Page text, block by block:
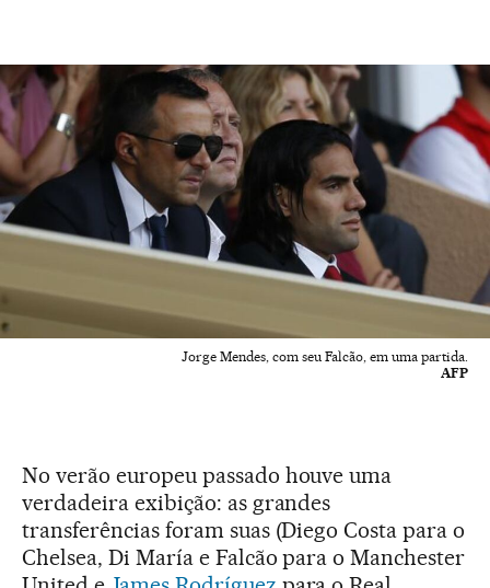
Jorge Mendes, com seu Falcão, em uma partida.
AFP
No verão europeu passado houve uma
verdadeira exibição: as grandes
transferências foram suas (Diego Costa para o
Chelsea, Di María e Falcão para o Manchester